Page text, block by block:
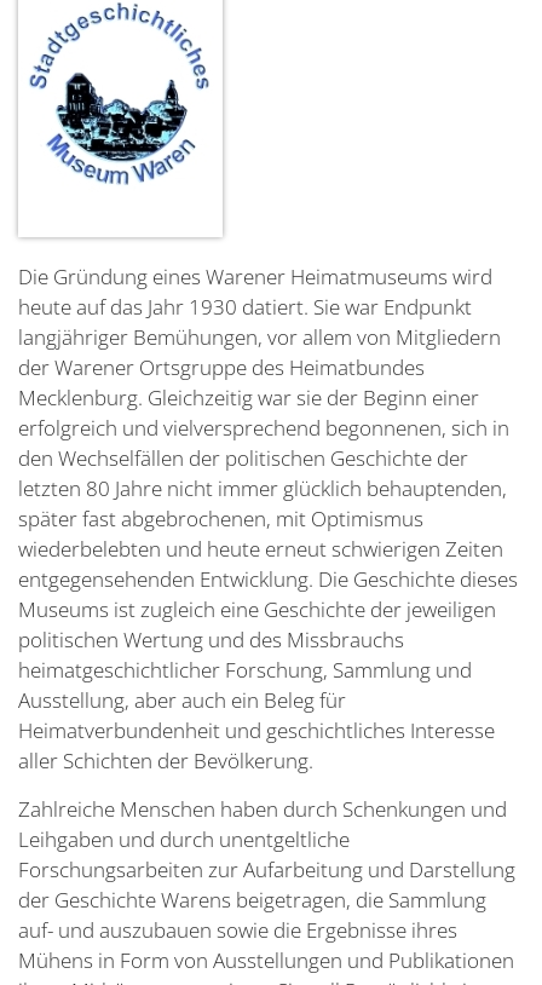
Die Gründung eines Warener Heimatmuseums wird
heute auf das Jahr 1930 datiert. Sie war Endpunkt
langjähriger Bemühungen, vor allem von Mitgliedern
der Warener Ortsgruppe des Heimatbundes
Mecklenburg. Gleichzeitig war sie der Beginn einer
erfolgreich und vielversprechend begonnenen, sich in
den Wechselfällen der politischen Geschichte der
letzten 80 Jahre nicht immer glücklich behauptenden,
später fast abgebrochenen, mit Optimismus
wiederbelebten und heute erneut schwierigen Zeiten
entgegensehenden Entwicklung. Die Geschichte dieses
Museums ist zugleich eine Geschichte der jeweiligen
politischen Wertung und des Missbrauchs
heimatgeschichtlicher Forschung, Sammlung und
Ausstellung, aber auch ein Beleg für
Heimatverbundenheit und geschichtliches Interesse
aller Schichten der Bevölkerung.
Zahlreiche Menschen haben durch Schenkungen und
Leihgaben und durch unentgeltliche
Forschungsarbeiten zur Aufarbeitung und Darstellung
der Geschichte Warens beigetragen, die Sammlung
auf- und auszubauen sowie die Ergebnisse ihres
Mühens in Form von Ausstellungen und Publikationen